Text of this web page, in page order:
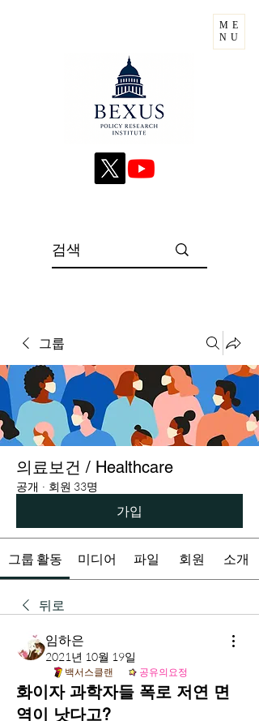
ME
NU
그룹
의료보건 / Healthcare
공개 · 회원 33명
가입
그룹 활동 미디어 파일 회원 소개
뒤로
임하은
2021년 10월 19일
백서스클랜 공유의요정
화이자 과학자들 폭로 저연 면
역이 낫다고?